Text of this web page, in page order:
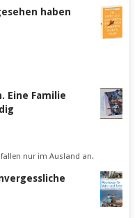
haben
Eine Familie
nur im Ausland an.